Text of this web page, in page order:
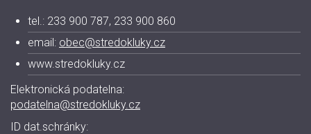
tel.: 233 900 787, 233 900 860
email: obec@stredokluky.cz
www.stredokluky.cz
Elektronická podatelna:
podatelna@stredokluky.cz
ID dat.schránky: